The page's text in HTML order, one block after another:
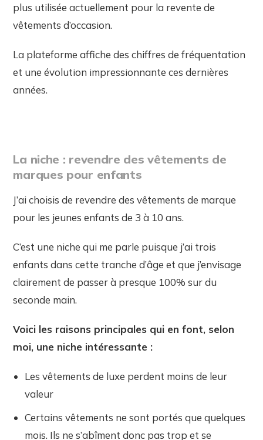
plus utilisée actuellement pour la revente de
vêtements d’occasion.
La plateforme affiche des chiffres de fréquentation
et une évolution impressionnante ces dernières
années.
La niche : revendre des vêtements de
marques pour enfants
J’ai choisis de revendre des vêtements de marque
pour les jeunes enfants de 3 à 10 ans.
C’est une niche qui me parle puisque j’ai trois
enfants dans cette tranche d’âge et que j’envisage
clairement de passer à presque 100% sur du
seconde main.
Voici les raisons principales qui en font, selon
moi, une niche intéressante :
Les vêtements de luxe perdent moins de leur
valeur
Certains vêtements ne sont portés que quelques
mois. Ils ne s’abîment donc pas trop et se